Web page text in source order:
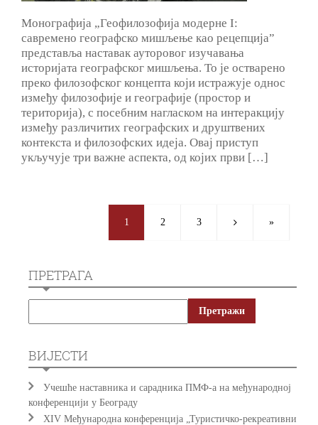
Монографија „Геофилозофија модерне I:
савремено географско мишљење као рецепција”
представља наставак ауторовог изучавања
историјата географског мишљења. То је остварено
преко филозофског концепта који истражује однос
између филозофије и географије (простор и
територија), с посебним нагласком на интеракцију
између различитих географских и друштвених
контекста и филозофских идеја. Овај приступ
укључује три важне аспекта, од којих први […]
1 2 3 »
ПРЕТРАГА
ВИЈЕСТИ
Учешће наставника и сарадника ПМФ-а на међународној
конференцији у Београду
XIV Међународна конференција „Туристичко-рекреативни